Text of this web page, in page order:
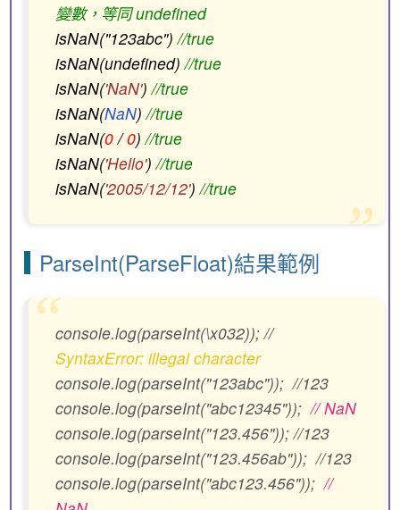
變數，等同 undefined
isNaN("123abc")//true
isNaN(undefined)//true
isNaN('NaN')//true
isNaN(NaN)//true
isNaN(0/0)//true
isNaN('Hello')//true
isNaN('2005/12/12')//true
ParseInt(ParseFloat)結果範例
console.log(parseInt(\x032)); //
SyntaxError: illegal character
console.log(parseInt("123abc")); //123
console.log(parseInt("abc12345"));// NaN
console.log(parseInt("123.456")); //123
console.log(parseInt("123.456ab")); //123
console.log(parseInt("abc123.456"));//